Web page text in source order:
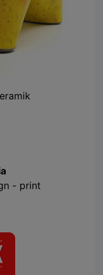
- print